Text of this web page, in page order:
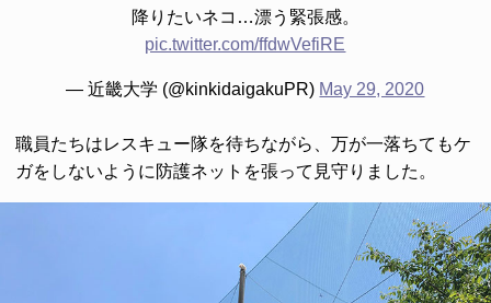
降りたいネコ…漂う緊張感。
pic.twitter.com/ffdwVefiRE
— 近畿大学 (@kinkidaigakuPR) May 29, 2020
職員たちはレスキュー隊を待ちながら、万が一落ちてもケ
ガをしないように防護ネットを張って見守りました。